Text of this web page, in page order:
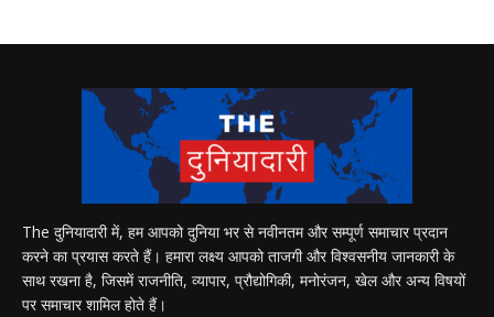
The दुनियादारी में, हम आपको दुनिया भर से नवीनतम और सम्पूर्ण समाचार प्रदान
करने का प्रयास करते हैं। हमारा लक्ष्य आपको ताजगी और विश्वसनीय जानकारी के
साथ रखना है, जिसमें राजनीति, व्यापार, प्रौद्योगिकी, मनोरंजन, खेल और अन्य विषयों
पर समाचार शामिल होते हैं।